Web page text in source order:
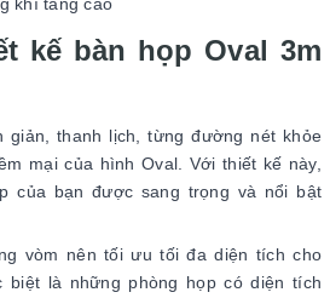
kế bàn họp Oval 3m
giản, thanh lịch, từng đường nét khỏe
mại của hình Oval. Với thiết kế này,
của bạn được sang trọng và nổi bật
vòm nên tối ưu tối đa diện tích cho
biệt là những phòng họp có diện tích